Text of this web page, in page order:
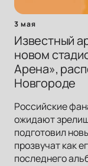
3 мая
Известный
новом
Арена»,
Новгороде
Российские
ожидают
подготовил
прозвучат как
последнего